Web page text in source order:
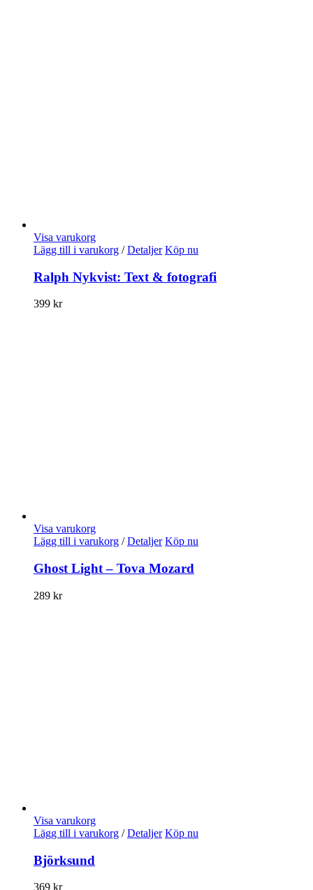
Visa varukorg
Lägg till i varukorg / Detaljer Köp nu
Ralph Nykvist: Text & fotografi
399 kr
Visa varukorg
Lägg till i varukorg / Detaljer Köp nu
Ghost Light – Tova Mozard
289 kr
Visa varukorg
Lägg till i varukorg / Detaljer Köp nu
Björksund
369 kr